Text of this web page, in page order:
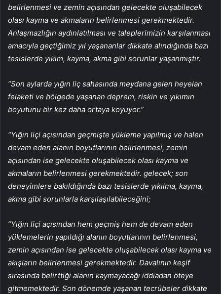
belirlenmesi ve zemin açısından gelecekte oluşabilecek
olası kayma ve akmaların belirlenmesi gerekmektedir.
Anlaşmazlığın aydınlatılması ve taleplerimizin karşılanması
amacıyla geçtiğimiz yıl yaşananlar dikkate alındığında bazı
tesislerde yıkım, kayma, akma gibi sorunlar yaşanmıştır.
“Son aylarda yığın liç sahasında meydana gelen heyelan
felaketi ve bölgede yaşanan deprem, riskin ve yıkımın
boyutunu bir kez daha ortaya koyuyor.”
“Yığın liçi açısından geçmişte yükleme yapılmış ve halen
devam eden alanın boyutlarının belirlenmesi, zemin
açısından ise gelecekte oluşabilecek olası kayma ve
akmaların belirlenmesi gerekmektedir. gelecek; son
deneyimlere bakıldığında bazı tesislerde yıkılma, kayma,
akma gibi sorunlarla karşılaşılabileceğini;
“Yığın liçi açısından hem geçmiş hem de devam eden
yüklemelerin yapıldığı alanın boyutlarının belirlenmesi,
zemin açısından ise gelecekte oluşabilecek olası kayma ve
akışların belirlenmesi gerekmektedir. Davalının keşif
sırasında belirttiği alanın kaymayacağı iddiadan öteye
gitmemektedir. Son dönemde yaşanan tecrübeler dikkate